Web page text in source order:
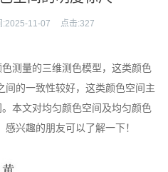
:2025-11-07 点击:327
测量的三维测色模型，这类颜色
间的一致性较好，这类颜色空间主
本文对均匀颜色空间及均匀颜色
兴趣的朋友可以了解一下！